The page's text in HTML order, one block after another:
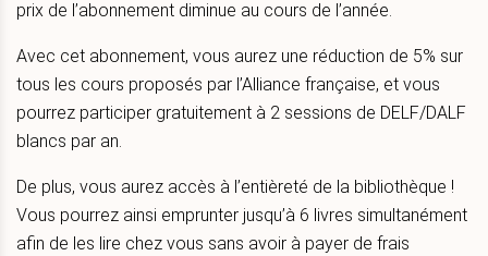
prix de l’abonnement diminue au cours de l’année.
Avec cet abonnement, vous aurez une réduction de 5% sur
tous les cours proposés par l’Alliance française, et vous
pourrez participer gratuitement à 2 sessions de DELF/DALF
blancs par an.
De plus, vous aurez accès à l’entièreté de la bibliothèque !
Vous pourrez ainsi emprunter jusqu’à 6 livres simultanément
afin de les lire chez vous sans avoir à payer de frais